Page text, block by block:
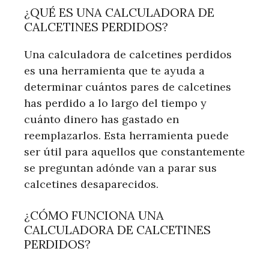
¿QUÉ ES UNA CALCULADORA DE
CALCETINES PERDIDOS?
Una calculadora de calcetines perdidos
es una herramienta que te ayuda a
determinar cuántos pares de calcetines
has perdido a lo largo del tiempo y
cuánto dinero has gastado en
reemplazarlos. Esta herramienta puede
ser útil para aquellos que constantemente
se preguntan adónde van a parar sus
calcetines desaparecidos.
¿CÓMO FUNCIONA UNA
CALCULADORA DE CALCETINES
PERDIDOS?